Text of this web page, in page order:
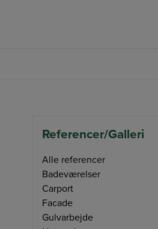
Referencer/Galleri
Alle referencer
Badeværelser
Carport
Facade
Gulvarbejde